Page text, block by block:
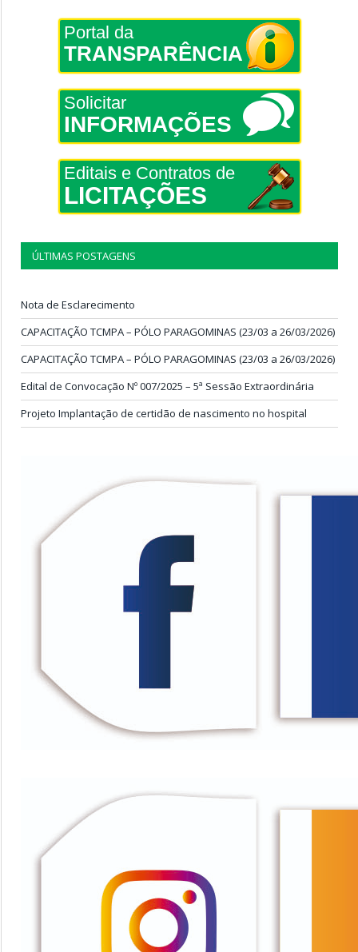
Portal da
TRANSPARÊNCIA
Solicitar
INFORMAÇÕES
Editais e Contratos de
LICITAÇÕES
ÚLTIMAS POSTAGENS
Nota de Esclarecimento
CAPACITAÇÃO TCMPA – PÓLO PARAGOMINAS (23/03 a 26/03/2026)
CAPACITAÇÃO TCMPA – PÓLO PARAGOMINAS (23/03 a 26/03/2026)
Edital de Convocação Nº 007/2025 – 5ª Sessão Extraordinária
Projeto Implantação de certidão de nascimento no hospital